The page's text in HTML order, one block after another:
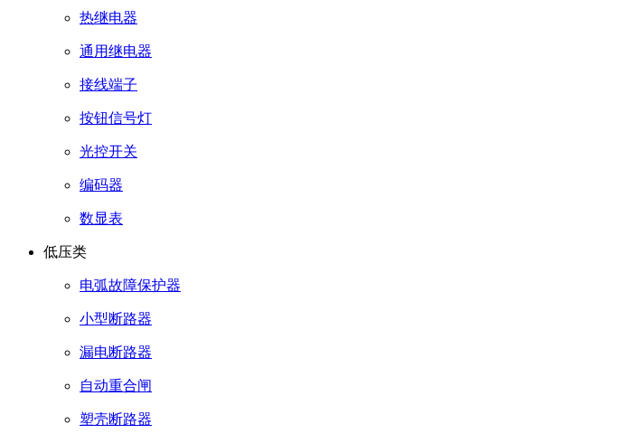
热继电器
通用继电器
接线端子
按钮信号灯
光控开关
编码器
数显表
低压类
电弧故障保护器
小型断路器
漏电断路器
自动重合闸
塑壳断路器